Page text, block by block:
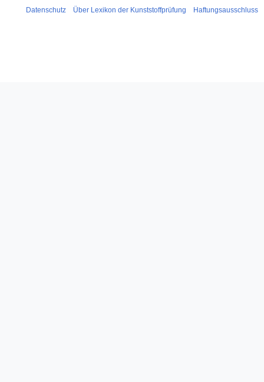
Datenschutz Über Lexikon der Kunststoffprüfung Haftungsausschluss